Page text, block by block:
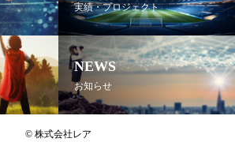
実績・プロジェクト
NEWS
お知らせ
© 株式会社レア